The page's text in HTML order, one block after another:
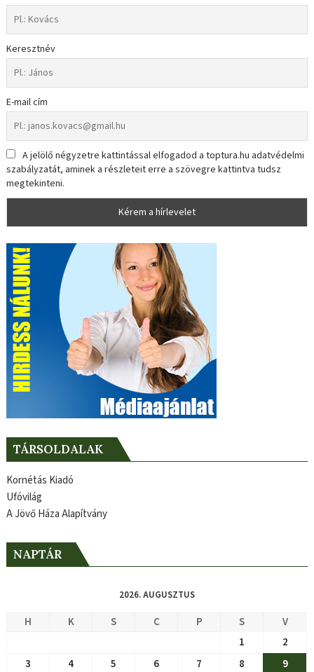
Keresztnév
E-mail cím
A jelölő négyzetre kattintással elfogadod a toptura.hu adatvédelmi
szabályzatát, aminek a részleteit erre a szövegre kattintva tudsz
megtekinteni.
TÁRSOLDALAK
Kornétás Kiadó
Ufóvilág
A Jövő Háza Alapítvány
NAPTÁR
2026. AUGUSZTUS
H K S C P S
V
1
2
3
4 5 6 7 8
9